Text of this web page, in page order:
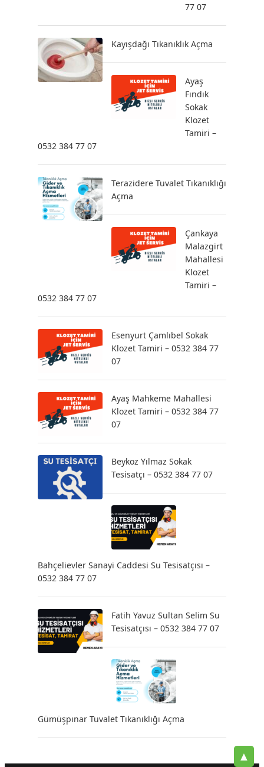
77 07
Kayışdağı Tıkanıklık Açma
Ayaş
Fındık
Sokak
Klozet
Tamiri –
0532 384 77 07
Terazidere Tuvalet Tıkanıklığı
Açma
Çankaya
Malazgirt
Mahallesi
Klozet
Tamiri –
0532 384 77 07
Esenyurt Çamlıbel Sokak
Klozet Tamiri – 0532 384 77
07
Ayaş Mahkeme Mahallesi
Klozet Tamiri – 0532 384 77
07
Beykoz Yılmaz Sokak
Tesisatçı – 0532 384 77 07
Bahçelievler Sanayi Caddesi Su Tesisatçısı –
0532 384 77 07
Fatih Yavuz Sultan Selim Su
Tesisatçısı – 0532 384 77 07
Gümüşpınar Tuvalet Tıkanıklığı Açma
▲